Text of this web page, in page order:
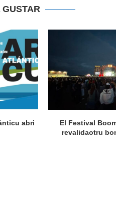
GUSTAR
abri
El Festival
revalidaotru